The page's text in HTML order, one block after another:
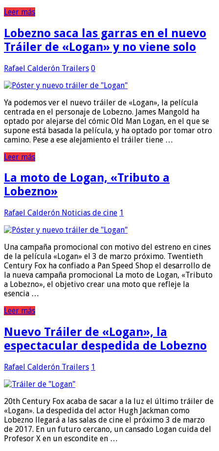
Leer más
Lobezno saca las garras en el nuevo
Tráiler de «Logan» y no viene solo
Rafael Calderón Trailers 0
Ya podemos ver el nuevo tráiler de «Logan», la película
centrada en el personaje de Lobezno. James Mangold ha
optado por alejarse del cómic Old Man Logan, en el que se
supone está basada la película, y ha optado por tomar otro
camino. Pese a ese alejamiento el tráiler tiene …
Leer más
La moto de Logan, «Tributo a
Lobezno»
Rafael Calderón Noticias de cine 1
Una campaña promocional con motivo del estreno en cines
de la película «Logan» el 3 de marzo próximo. Twentieth
Century Fox ha confiado a Pan Speed Shop el desarrollo de
la nueva campaña promocional La moto de Logan, «Tributo
a Lobezno», el objetivo crear una moto que refleje la
esencia …
Leer más
Nuevo Tráiler de «Logan», la
espectacular despedida de Lobezno
Rafael Calderón Trailers 1
20th Century Fox acaba de sacar a la luz el último tráiler de
«Logan». La despedida del actor Hugh Jackman como
Lobezno llegará a las salas de cine el próximo 3 de marzo
de 2017. En un futuro cercano, un cansado Logan cuida del
Profesor X en un escondite en …